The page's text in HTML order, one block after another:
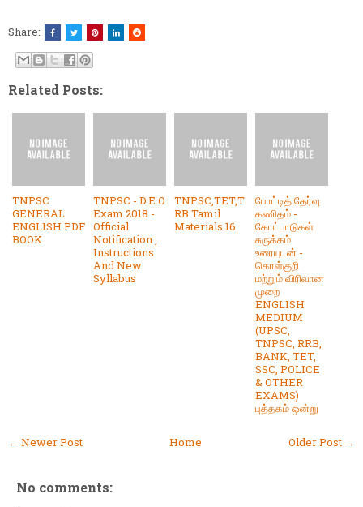
Share:
Related Posts:
TNPSC
GENERAL
ENGLISH PDF
BOOK
TNPSC - D.E.O
Exam 2018 -
Official
Notification ,
Instructions
And New
Syllabus
TNPSC,TET,T
RB Tamil
Materials 16
போட்டித் தேர்வு
கணிதம் -
கோட்பாடுகள்
சுருக்கம்
உரையுடன் -
கொள்குறி
மற்றும் விரிவான
முறை
ENGLISH
MEDIUM
(UPSC,
TNPSC, RRB,
BANK, TET,
SSC, POLICE
& OTHER
EXAMS)
புத்தகம் ஒன்று
← Newer Post Older Post →
Home
No comments: